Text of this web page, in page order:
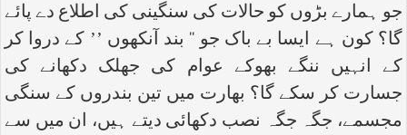
جو ہمارے بڑوں کو حالات کی سنگینی کی اطلاع دے پائے
گا؟ کون ہے ایسا بے باک جو ‘‘ بند آنکھوں ’’ کے دروا کر
کے انہیں ننگے بھوکے عوام کی جھلک دکھانے کی
جسارت کر سکے گا؟ بھارت میں تین بندروں کے سنگی
مجسمے، جگہ جگہ نصب دکھائی دیتے ہیں، ان میں سے